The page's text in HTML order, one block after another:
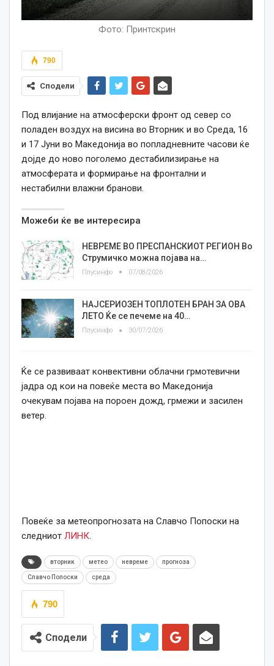
Фото: Принтскрин
790
Сподели
Под влијание на атмосферски фронт од север со
поладен воздух на висина во Вторник и во Среда, 16
и 17 Јуни во Македонија во попладневните часови ќе
дојде до ново поголемо дестабилизирање на
атмосферата и формирање на фронтални и
нестабилни влажни бранови.
Можеби ќе ве интересира
НЕВРЕМЕ ВО ПРЕСПАНСКИОТ РЕГИОН Во
Струмичко можна појава на…
Плусинфо 07/08/2026
НАЈСЕРИОЗЕН ТОПЛОТЕН БРАН ЗА ОВА
ЛЕТО Ќе се печеме на 40…
Плусинфо 30/07/2026
Ќе се развиваат конвективни облачни грмотевични
јадра од кои на повеќе места во Македонија
очекувам појава на пороен дожд, грмежи и засилен
ветер.
Повеќе за метеопрогнозата на Славчо Попоски на
следниот ЛИНК
вторник метео невреме прогноза
Славчо Попоски среда
790
Сподели